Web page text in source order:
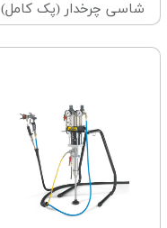
شاسی چرخدار (پک کامل)